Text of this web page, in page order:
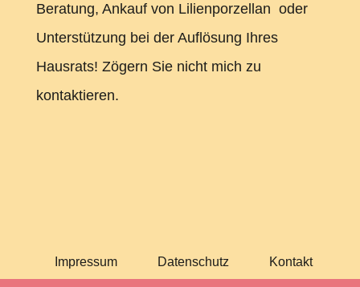
Beratung, Ankauf von Lilienporzellan oder
Unterstützung bei der Auflösung Ihres
Hausrats! Zögern Sie nicht mich zu
kontaktieren.
Impressum Datenschutz Kontakt